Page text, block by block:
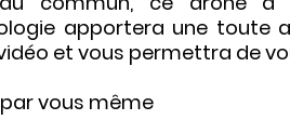
apportera une toute
et vous permettra de
vous même